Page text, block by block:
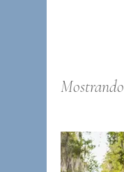
Mostrando